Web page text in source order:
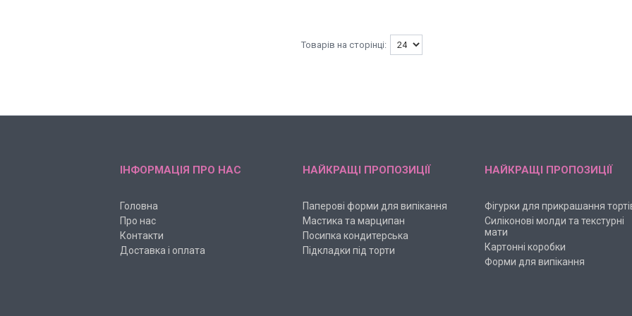
ІНФОРМАЦІЯ ПРО НАС
Головна
Про нас
Контакти
Доставка і оплата
НАЙКРАЩІ ПРОПОЗИЦІЇ
Паперові форми для випікання
Мастика та марципан
Посипка кондитерська
Підкладки під торти
НАЙКРАЩІ ПРОПОЗИЦІЇ
Фігурки для прикрашання
Силіконові молди та текстурні
мати
Картонні коробки
Форми для випікання